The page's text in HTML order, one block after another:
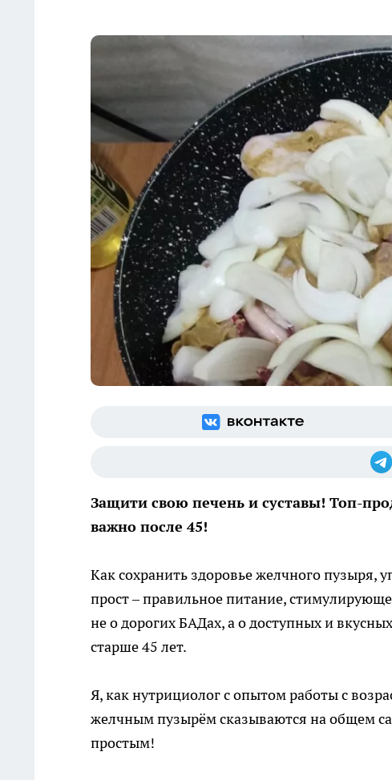
Защити свою печень и суставы! Топ-
важно после 45!
Как сохранить здоровье желчного пузыря,
прост – правильное питание,
не о дорогих БАДах, а о доступных и
старше 45 лет.
Я, как нутрициолог с опытом работы с
желчным пузырём сказываются на общем
простым!